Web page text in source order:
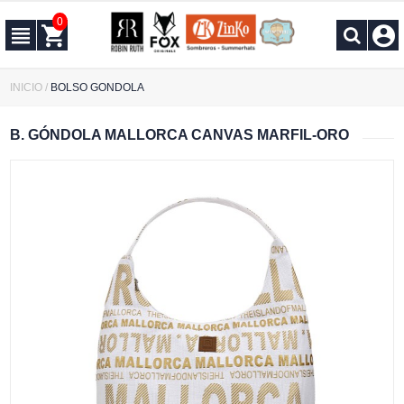
0
INICIO / BOLSO GONDOLA
B. GÓNDOLA MALLORCA CANVAS MARFIL-ORO